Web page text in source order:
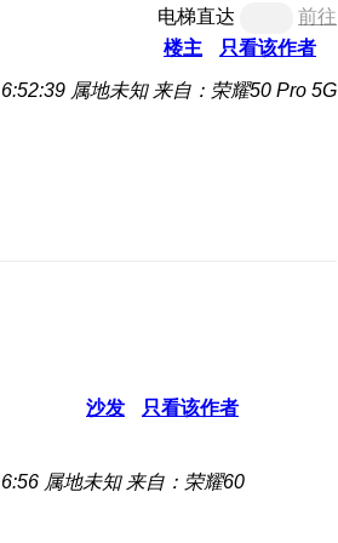
电梯直达
前往
楼主
只看该作者
属地未知 来自：荣耀50 Pro 5G
沙发 只看该作者
属地未知 来自：荣耀60